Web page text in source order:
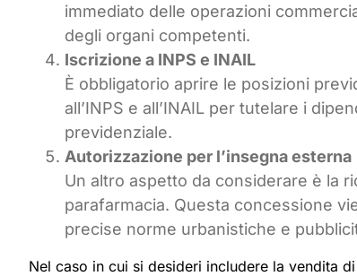
immediato delle operazioni
degli organi competenti.
Iscrizione a INPS e INAIL
È obbligatorio aprire le posizioni
all’INPS e all’INAIL per tutelare i
previdenziale.
Autorizzazione per l’insegna esterna
Un altro aspetto da considerare è la
parafarmacia. Questa concessione
precise norme urbanistiche e
Nel caso in cui si desideri includere la vendita